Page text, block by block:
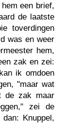
een brief,
de laatste
toverdingen
was en weer
hem,
zak en zei:
ik omdoen
"maar wat
de zak maar
zei de
Knuppel,